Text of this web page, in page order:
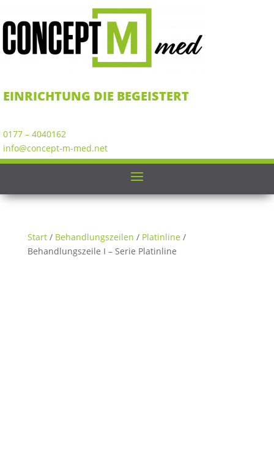
EINRICHTUNG DIE BEGEISTERT
0177 – 4040162
info@concept-m-med.net
Start/ Behandlungszeilen / Platinline/
Behandlungszeile I – Serie Platinline